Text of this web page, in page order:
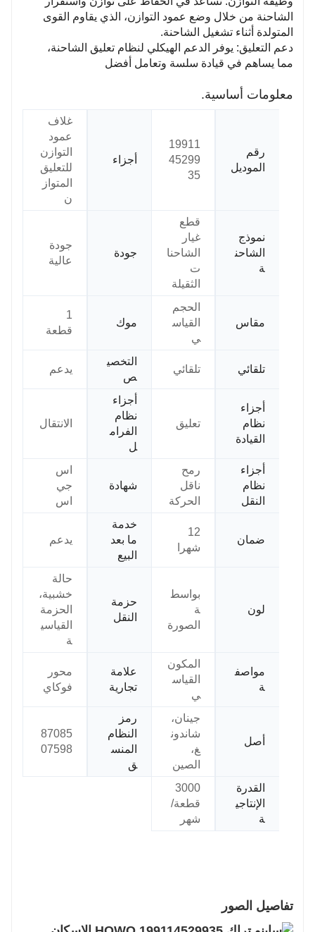
الشاحنة من خلال وضع عمود التوازن، الذي يقاوم القوى
المتولدة أثناء تشغيل الشاحنة.
دعم التعليق: يوفر الدعم الهيكلي لنظام تعليق الشاحنة،
مما يساهم في قيادة سلسة وتعامل أفضل
معلومات أساسية.
رقم
الموديل
19911
45299
35
أجزاء
غلاف
عمود
التوازن
للتعليق
المتواز
ن
نموذج
الشاحن
ة
قطع
غيار
الشاحنا
ت
الثقيلة
جودة
جودة
عالية
مقاس
الحجم
القياس
ي
موك
1
قطعة
تلقائي تلقائي
التخصي
ص
يدعم
أجزاء
نظام
القيادة
تعليق
أجزاء
نظام
الفرام
ل
الانتقال
أجزاء
نظام
النقل
رمح
ناقل
الحركة
شهادة
اس
جي
اس
ضمان
12
شهرا
خدمة
ما بعد
البيع
يدعم
لون
بواسط
ة
الصورة
حزمة
النقل
حالة
خشبية،
الحزمة
القياسي
ة
مواصف
ة
المكون
القياس
ي
علامة
تجارية
محور
فوكاي
أصل
جينان،
شاندون
غ،
الصين
رمز
النظام
المنس
ق
87085
07598
القدرة
الإنتاجي
ة
3000
قطعة/
شهر
تفاصيل الصور